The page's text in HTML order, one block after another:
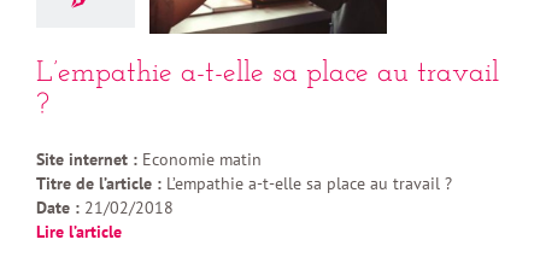
L’empathie a-t-elle sa place au travail
?
Site internet : Economie matin
Titre de l’article : L’empathie a-t-elle sa place au travail ?
Date : 21/02/2018
Lire l’article